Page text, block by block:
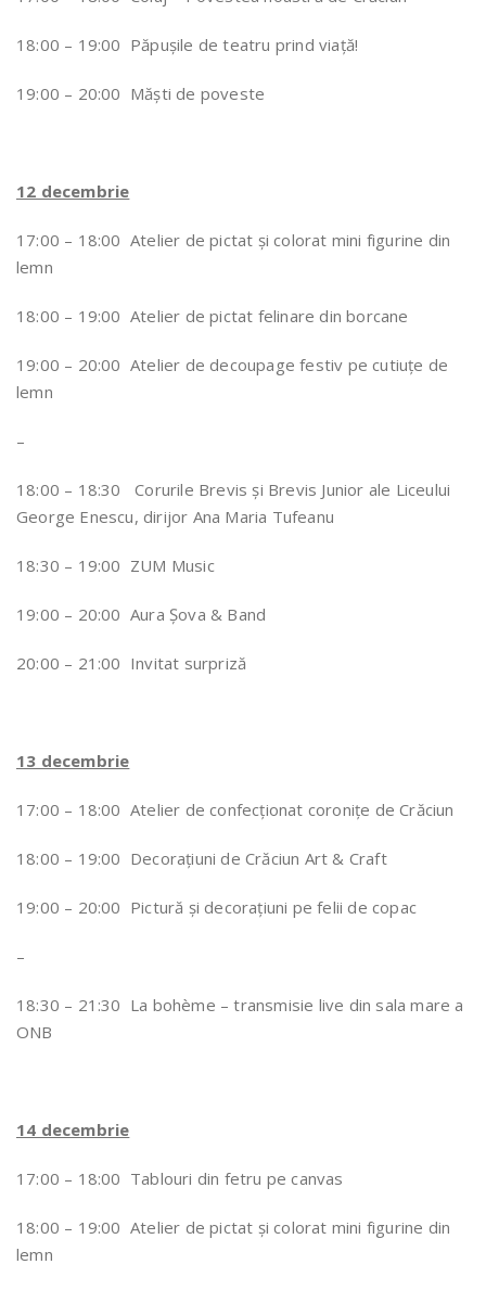
18:00 – 19:00 Păpușile de teatru prind viață!
19:00 – 20:00 Măști de poveste
12 decembrie
17:00 – 18:00 Atelier de pictat și colorat mini figurine din
lemn
18:00 – 19:00 Atelier de pictat felinare din borcane
19:00 – 20:00 Atelier de decoupage festiv pe cutiuțe de
lemn
–
18:00 – 18:30 Corurile Brevis și Brevis Junior ale Liceului
George Enescu, dirijor Ana Maria Tufeanu
18:30 – 19:00 ZUM Music
19:00 – 20:00 Aura Șova & Band
20:00 – 21:00 Invitat surpriză
13 decembrie
17:00 – 18:00 Atelier de confecționat coronițe de Crăciun
18:00 – 19:00 Decorațiuni de Crăciun Art & Craft
19:00 – 20:00 Pictură și decorațiuni pe felii de copac
–
18:30 – 21:30 La bohème – transmisie live din sala mare a
ONB
14 decembrie
17:00 – 18:00 Tablouri din fetru pe canvas
18:00 – 19:00 Atelier de pictat și colorat mini figurine din
lemn